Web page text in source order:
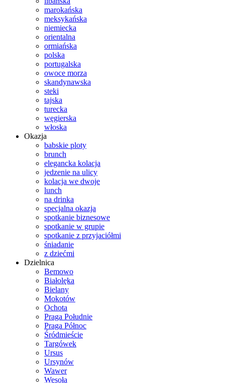
marokańska
meksykańska
niemiecka
orientalna
ormiańska
polska
portugalska
owoce morza
skandynawska
steki
tajska
turecka
węgierska
włoska
Okazja
babskie ploty
brunch
elegancka kolacja
jedzenie na ulicy
kolacja we dwoje
lunch
na drinka
specjalna okazja
spotkanie biznesowe
spotkanie w grupie
spotkanie z przyjaciółmi
śniadanie
z dziećmi
Dzielnica
Bemowo
Białolęka
Bielany
Mokotów
Ochota
Praga Południe
Praga Północ
Śródmieście
Targówek
Ursus
Ursynów
Wawer
Wesoła